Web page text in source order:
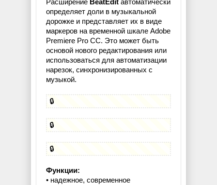
Расширение BeatEdit автоматически
определяет доли в музыкальной
дорожке и представляет их в виде
маркеров на временной шкале Adobe
Premiere Pro CC. Это может быть
основой нового редактирования или
использоваться для автоматизации
нарезок, синхронизированных с
музыкой.
🔒
🔒
🔒
Функции:
• надежное, современное